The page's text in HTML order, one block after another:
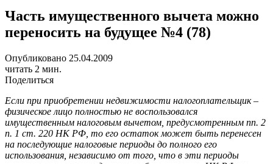
Часть имущественного вычета можно
переносить на будущее №4 (78)
Опубликовано 25.04.2009
читать 2 мин.
Поделиться
Если при приобретении недвижимости налогоплательщик –
физическое лицо полностью не воспользовался
имущественным налоговым вычетом, предусмотренным пп. 2
п. 1 ст. 220 НК РФ, то его остаток может быть перенесен
на последующие налоговые периоды до полного его
использования, независимо от того, что в эти периоды